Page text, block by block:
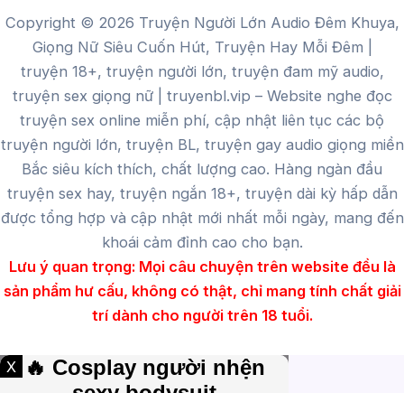
Copyright © 2026 Truyện Người Lớn Audio Đêm Khuya,
Giọng Nữ Siêu Cuốn Hút, Truyện Hay Mỗi Đêm |
truyện 18+, truyện người lớn, truyện đam mỹ audio,
truyện sex giọng nữ | truyenbl.vip – Website nghe đọc
truyện sex online miễn phí, cập nhật liên tục các bộ
truyện người lớn, truyện BL, truyện gay audio giọng miền
Bắc siêu kích thích, chất lượng cao. Hàng ngàn đầu
truyện sex hay, truyện ngắn 18+, truyện dài kỳ hấp dẫn
được tổng hợp và cập nhật mới nhất mỗi ngày, mang đến
khoái cảm đỉnh cao cho bạn.
Lưu ý quan trọng: Mọi câu chuyện trên website đều là
sản phẩm hư cấu, không có thật, chỉ mang tính chất giải
trí dành cho người trên 18 tuổi.
X